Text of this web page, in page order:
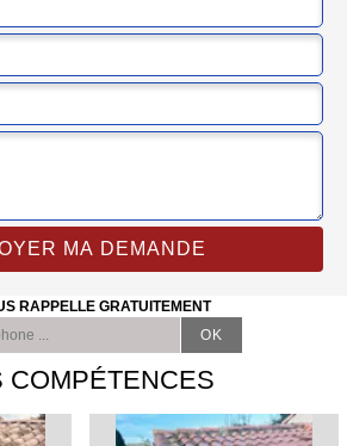
RAPPELLE GRATUITEMENT
COMPÉTENCES